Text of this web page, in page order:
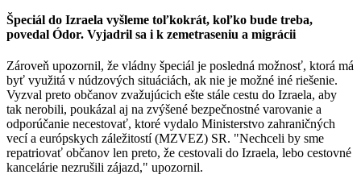
Špeciál do Izraela vyšleme toľkokrát, koľko bude treba,
povedal Ódor. Vyjadril sa i k zemetraseniu a migrácii
Zároveň upozornil, že vládny špeciál je posledná možnosť, ktorá má
byť využitá v núdzových situáciách, ak nie je možné iné riešenie.
Vyzval preto občanov zvažujúcich ešte stále cestu do Izraela, aby
tak nerobili, poukázal aj na zvýšené bezpečnostné varovanie a
odporúčanie necestovať, ktoré vydalo Ministerstvo zahraničných
vecí a európskych záležitostí (MZVEZ) SR. "Nechceli by sme
repatriovať občanov len preto, že cestovali do Izraela, lebo cestovné
kancelárie nezrušili zájazd," upozornil.